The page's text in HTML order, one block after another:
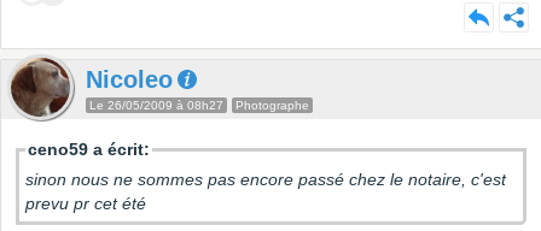
Nicoleo
Le 26/05/2009 à 08h27 Photographe
ceno59 a écrit:
sinon nous ne sommes pas encore passé chez le notaire, c'est
prevu pr cet été